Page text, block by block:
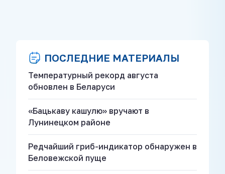
ПОСЛЕДНИЕ МАТЕРИАЛЫ
Температурный рекорд августа
обновлен в Беларуси
«Бацькаву кашулю» вручают в
Лунинецком районе
Редчайший гриб-индикатор обнаружен в
Беловежской пуще